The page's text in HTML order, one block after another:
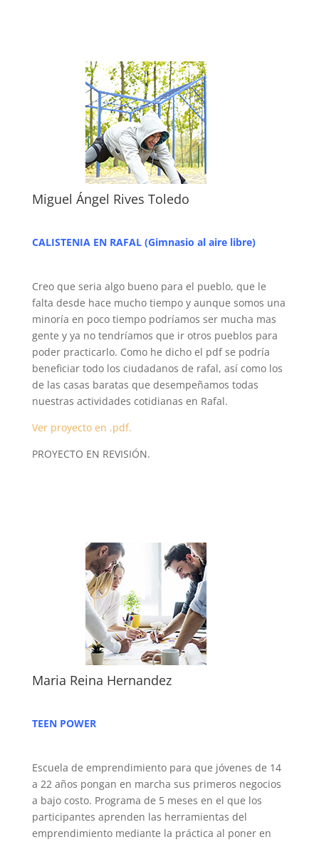
Miguel Ángel Rives Toledo
CALISTENIA EN RAFAL (Gimnasio al aire libre)
Creo que seria algo bueno para el pueblo, que le
falta desde hace mucho tiempo y aunque somos una
minoría en poco tiempo podríamos ser mucha mas
gente y ya no tendríamos que ir otros pueblos para
poder practicarlo. Como he dicho el pdf se podría
beneficiar todo los ciudadanos de rafal, así como los
de las casas baratas que desempeñamos todas
nuestras actividades cotidianas en Rafal.
Ver proyecto en .pdf.
PROYECTO EN REVISIÓN.
Maria Reina Hernandez
TEEN POWER
Escuela de emprendimiento para que jóvenes de 14
a 22 años pongan en marcha sus primeros negocios
a bajo costo. Programa de 5 meses en el que los
participantes aprenden las herramientas del
emprendimiento mediante la práctica al poner en